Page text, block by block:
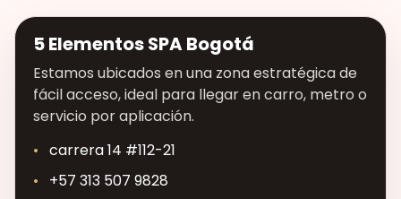
5 Elementos SPA Bogotá
Estamos ubicados en una zona estratégica de
fácil acceso, ideal para llegar en carro, metro o
servicio por aplicación.
carrera 14 #112-21
+57 313 507 9828